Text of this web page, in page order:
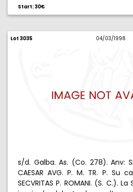
Start: 30€
Lot 3035 04/03/1998
s/d. Galba. As. (Co. 278). Anv:
CAESAR AVG. P. M. TR. P. Su
SECVRITAS P. ROMANI. (S. C.).